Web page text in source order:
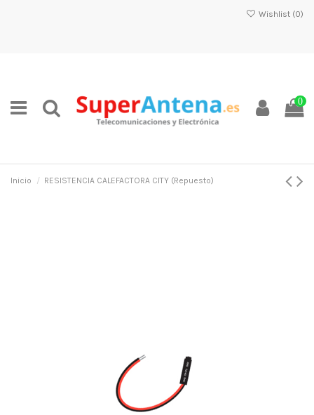
Wishlist (0)
0
Inicio RESISTENCIA CALEFACTORA CITY (Repuesto)